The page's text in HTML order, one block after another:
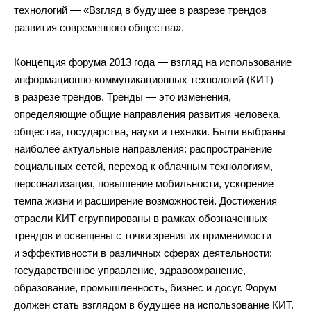
технологий — «Взгляд в будущее в разрезе трендов
развития современного общества».
Концепция форума 2013 года — взгляд на использование
информационно-коммуникационных технологий (КИТ)
в разрезе трендов. Тренды — это изменения,
определяющие общие направления развития человека,
общества, государства, науки и техники. Были выбраны
наиболее актуальные направления: распространение
социальных сетей, переход к облачным технологиям,
персонализация, повышение мобильности, ускорение
темпа жизни и расширение возможностей. Достижения
отрасли КИТ сгруппированы в рамках обозначенных
трендов и освещены с точки зрения их применимости
и эффективности в различных сферах деятельности:
государственное управление, здравоохранение,
образование, промышленность, бизнес и досуг. Форум
должен стать взглядом в будущее на использование КИТ.